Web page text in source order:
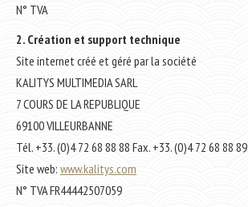
N° TVA
2. Création et support technique
Site internet créé et géré par la société
KALITYS MULTIMEDIA SARL
7 COURS DE LA REPUBLIQUE
69100 VILLEURBANNE
Tél. +33. (0)4 72 68 88 88 Fax. +33. (0)4 72 68 88 89
Site web: www.kalitys.com
N° TVA FR44442507059